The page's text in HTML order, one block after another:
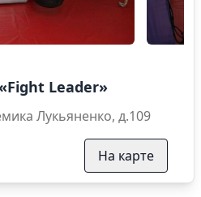
Leader»
ул. Академика Лукьяненко, д.109
На карте